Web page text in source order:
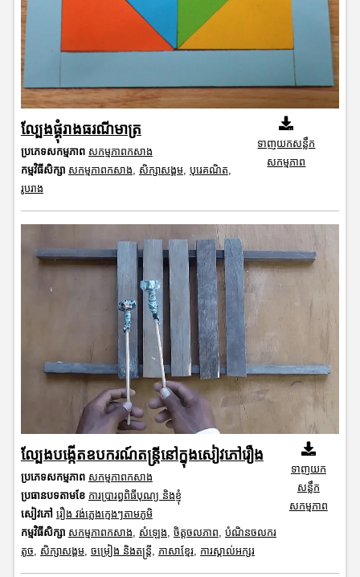
ល្បែងផ្គុំរាងធរណីមាត្រ
ប្រភេទសកម្មភាព សកម្មភាពកសាង
កម្មវិធីសិក្សា សកម្មភាពកសាង សិក្សាសង្គម, បុរេគណិត
រូបរាង
ទាញយកសន្លឹក
សកម្មភាព
ល្បែងបង្កើតឧបករណ៍តន្ត្រីនៅក្នុងសៀវភៅរឿង
ប្រភេទសកម្មភាព សកម្មភាពកសាង
ប្រធានបទតាមខែ ការប្រារព្ធពិធីបុណ្យ និងខ្ញុំ
សៀវភៅ រឿង វង់ភ្លេងក្មេងៗតាមភូមិ
កម្មវិធីសិក្សា សកម្មភាពកសាង, សំឡេង, ចិត្តចលភាព, បំណិនចលករ
តូច, សិក្សាសង្គម, ចម្រៀង និងតន្ត្រី, ភាសាខ្មែរ, ការស្គាល់អក្សរ
ទាញយក
សន្លឹក
សកម្មភាព